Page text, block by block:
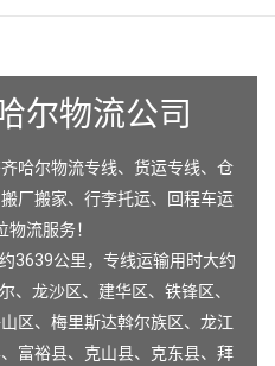
尔物流公司
哈尔物流专线、货运专线、仓
厂搬家、行李托运、回程车运
物流服务！
3639公里，专线运输用时大约
、 龙沙区、 建华区、 铁锋区、
区、 梅里斯达斡尔族区、 龙江
、 富裕县、 克山县、 克东县、 拜